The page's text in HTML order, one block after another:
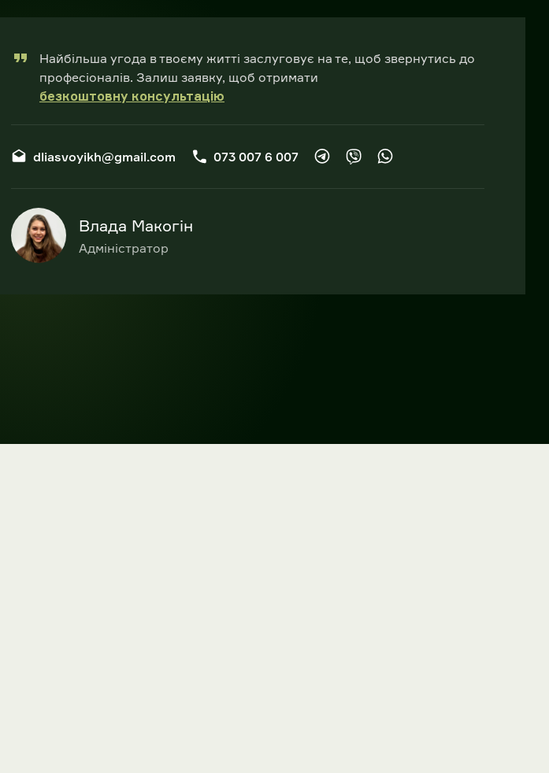
Найбільша угода в твоєму житті заслуговує на те, щоб звернутись до
професіоналів. Залиш заявку, щоб отримати
безкоштовну консультацію
dliasvoyikh@gmail.com 073 007 6 007
Влада Макогін
Адміністратор